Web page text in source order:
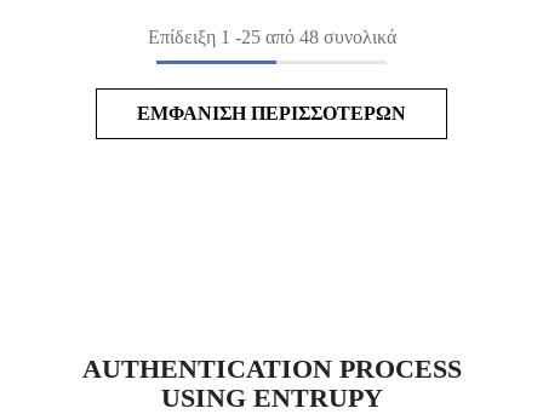
Επίδειξη 1 -25από 48 συνολικά
ΕΜΦΆΝΙΣΗ ΠΕΡΙΣΣΌΤΕΡΩΝ
AUTHENTICATION PROCESS
USING ENTRUPY